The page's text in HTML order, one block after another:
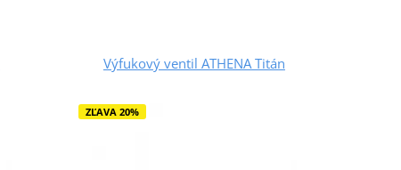
Výfukový ventil ATHENA Titán
ZĽAVA 20%